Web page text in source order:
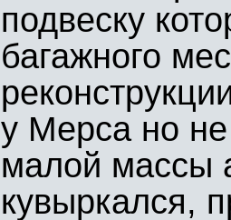
подвеску
багажного
у Мерса но не
малой массы
кувыркался,